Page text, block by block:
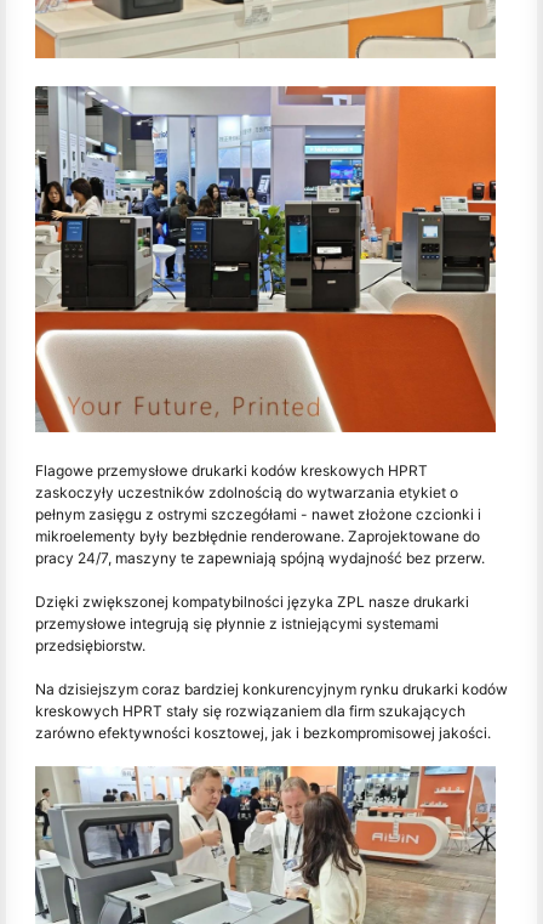
Flagowe przemysłowe drukarki kodów kreskowych HPRT
zaskoczyły uczestników zdolnością do wytwarzania etykiet o
pełnym zasięgu z ostrymi szczegółami - nawet złożone czcionki i
mikroelementy były bezbłędnie renderowane. Zaprojektowane do
pracy 24/7, maszyny te zapewniają spójną wydajność bez przerw.
Dzięki zwiększonej kompatybilności języka ZPL nasze drukarki
przemysłowe integrują się płynnie z istniejącymi systemami
przedsiębiorstw.
Na dzisiejszym coraz bardziej konkurencyjnym rynku drukarki kodów
kreskowych HPRT stały się rozwiązaniem dla firm szukających
zarówno efektywności kosztowej, jak i bezkompromisowej jakości.